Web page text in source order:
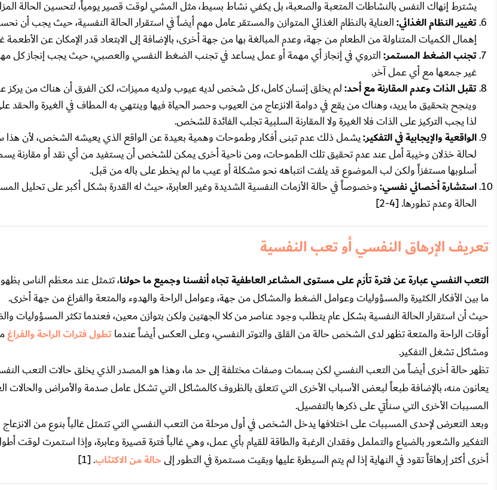
يشترط إنهاك النفس بالنشاطات المتعبة والصعبة، بل يكفي نشاط بسيط، مثل المشي لوقت قصير يومياً، لتحسين الحالة
تغيير النظام الغذائي:العناية بالنظام الغذائي المتوازن والمستقر عامل مهم أيضاً في استقرار الحالة النفسية، حيث يجب أن
إهمال الكميات المتناولة من الطعام من جهة، وعدم المبالغة بها من جهة أخرى، بالإضافة إلى الابتعاد قدر الإمكان عن الأطعمة
تجنب الضغط المستمر:التروي في إنجاز أي مهمة أو عمل يساعد في تجنب الضغط النفسي والعصبي، حيث يجب إنجاز كل
غير جمعها مع أي عمل آخر.
تقبل الذات وعدم المقارنة مع أحد:لم يخلق إنسان كامل، كل شخص لديه عيوب ولديه مميزات، لكن الفرق أن هناك من يركز
وينجح بتحقيق ما يريد، وهناك من يقع في دوامة الانزعاج من العيوب وحصر الحياة فيها وينتهي به المطاف في الغيرة والحقد
لذا يجب التركيز على الذات فلا الغيرة ولا المقارنة السلبية تجلب الفائدة للشخص.
الواقعية والإيجابية في التفكير:يشمل ذلك عدم تبنى أفكار وطموحات وهمية بعيدة عن الواقع الذي يعيشه الشخص، لأن
لحالة خذلان وخيبة أمل عند عدم تحقيق تلك الطموحات، ومن ناحية أخرى يمكن للشخص أن يستفيد من أي نقد أو مقارنة
أسلوبها مستفزاً ولكن لب الموضوع قد يلفت انتباهه نحو مشكلة أو عيب ما لم يخطر على باله من قبل.
استشارة أخصائي نفسي:وخصوصاً في حالة الأزمات النفسية الشديدة وغير العابرة، حيث له القدرة بشكل أكبر على تحليل
الحالة وعدم تطورها. [4-2]
تعريف الإرهاق النفسي أو تعب النفسية
التعب النفسي عبارة عن فترة تأزم على مستوى المشاعر العاطفية تجاه أنفسنا وجميع ما حولنا، تتمثل عند معظم الناس
ما بين الأفكار الكثيرة والمسؤوليات وعوامل الضغط والمشاكل من جهة، وعوامل الراحة والهدوء والمتعة والفراغ من جهة أخرى.
حيث أن استقرار الحالة النفسية بشكل عام يتطلب وجود عناصر من كلا الجهتين ولكن بتوازن معين، فعندما تكثر
أوقات الراحة والمتعة تظهر لدى الشخص حالة من القلق والتوتر النفسي، وعلى العكس أيضاً عندماتطول فترات الراحة والفراغ
ومشاكل تشغل التفكير.
تظهر حالة أخرى أيضاً من التعب النفسي لكن بسمات وصفات مختلفة إلى حد ما، وهذا هو المصدر الذي يخلق حالات التعب
يعانون منه، بالإضافة طبعاً لبعض الأسباب الأخرى التي تتعلق بالظروف كالمشاكل التي تشكل عامل صدمة والأمراض والحالات
المسببات الأخرى التي سنأتي على ذكرها بالتفصيل.
وبعد التعرض لإحدى المسببات على اختلافها يدخل الشخص في أول مرحلة من التعب النفسي التي تتمثل غالباً بنوع من الانزعاج
التفكير والشعور بالضياع والتململ وفقدان الرغبة والطاقة للقيام بأي عمل، وهي غالباً فترة قصيرة وعابرة، وإذا استمرت لوقت
أخرى أكثر إرهاقاً تقود في النهاية إذا لم يتم السيطرة عليها وبقيت مستمرة في التطور إلىحالة من الاكتئاب. [1]